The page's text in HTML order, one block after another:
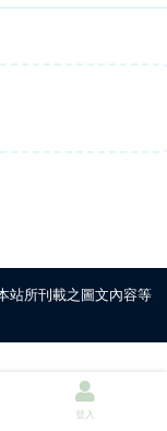
站所刊載之圖文內容等
登入